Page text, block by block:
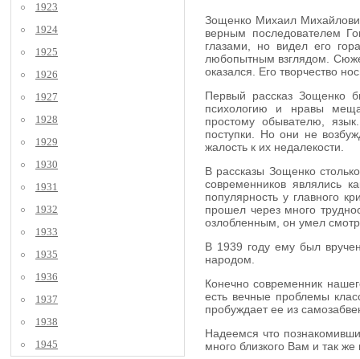
1923
1924
1925
1926
1927
1928
1929
1930
1931
1932
1933
1935
1936
1937
1938
1945
Зощенко Михаил
верным последователем
глазами, но видел его
любопытным взглядом.
оказался. Его творчество
Первый рассказ Зощенко
психологию и нравы
простому обывателю,
поступки. Но они не
жалость к их недалекости.
В рассказы Зощенко
современников являлись
популярность у главного
прошел через много
озлобленным, он умел
В 1939 году ему был
народом.
Конечно современник
есть вечные проблемы
пробуждает ее из
Надеемся что
много близкого Вам и так